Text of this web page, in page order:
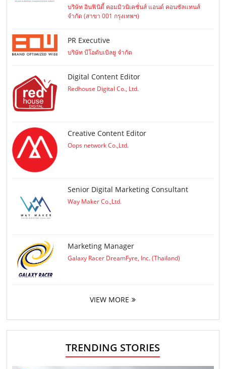
บริษัท อินฟินิตี้ คอมมิวนิเคชั่นส์ แอนด์ คอนซัลแทนส์
จำกัด (สาขา 001 กรุงเทพฯ)
PR Executive
บริษัท บีโอดับเบิลยู จำกัด
Digital Content Editor
Redhouse Digital Co., Ltd.
Creative Content Editor
Oops network Co.,Ltd.
Senior Digital Marketing Consultant
Way Maker Co.,Ltd.
Marketing Manager
Galaxy Racer DreamFyre, Inc. (Thailand)
VIEW MORE
TRENDING STORIES